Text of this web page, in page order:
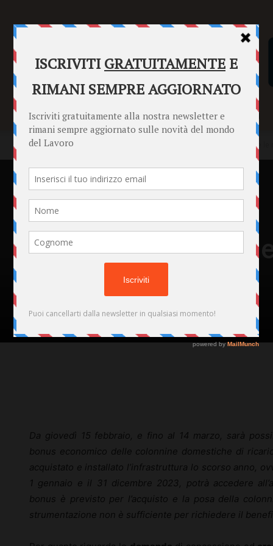
SENTENZE FORMULARI PUNTO INFORMAZIONI
Home News Bonus colonnine elettriche, domande al via: tutte le
News
Bonus colonnine
via: tutte le regole
Di Domenico Coviello - 15 Febbraio 2024 160
Da giovedì 15 febbraio, e fino al 14 marzo, sarà
bonus economico delle colonnine domestiche di
acquistato e installato l’infrastruttura lo scorso anno,
1 gennaio e il 31 dicembre 2023, potrà accedere
bonus è previsto per l’acquisto e la posa della
strumentazione non è sufficiente per richiedere il